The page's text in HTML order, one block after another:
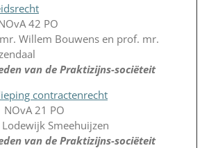
42 PO
Willem Bouwens en prof. mr.
van de Praktizijns-sociëteit
contractenrecht
21 PO
Smeehuijzen
van de Praktizijns-sociëteit